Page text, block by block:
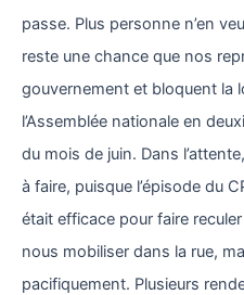
passe. Plus personne n’en
reste une chance que nos
gouvernement et bloquent la
l’Assemblée nationale en
du mois de juin. Dans
à faire, puisque l’épisode du
était efficace pour faire
nous mobiliser dans la rue,
pacifiquement. Plusieurs